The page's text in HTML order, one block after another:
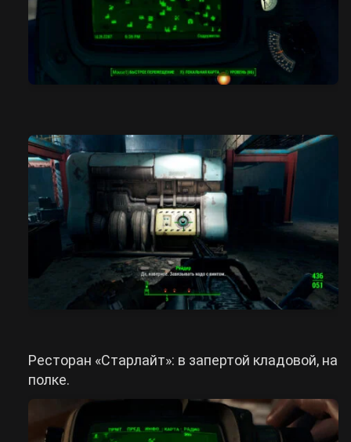
Ресторан «Старлайт»: в запертой кладовой, на
полке.